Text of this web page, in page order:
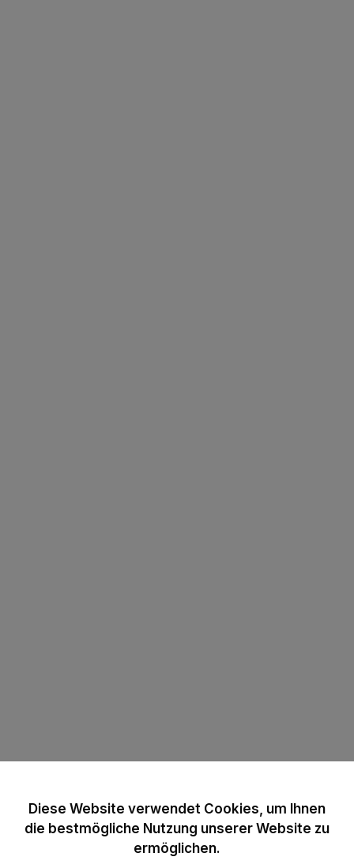
Diese Website verwendet Cookies, um Ihnen
die bestmögliche Nutzung unserer Website zu
ermöglichen.